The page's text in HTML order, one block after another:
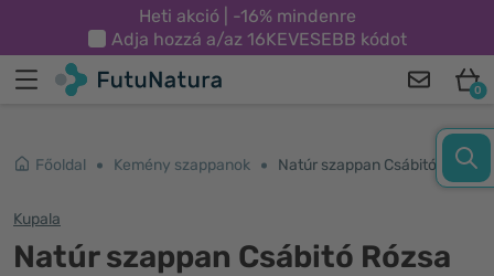
Heti akció | -16% mindenre
Adja hozzá a/az 16KEVESEBB kódot
0
Főoldal Kemény szappanok Natúr szappan Csábitó Rózsa
Kupala
Natúr szappan Csábitó Rózsa